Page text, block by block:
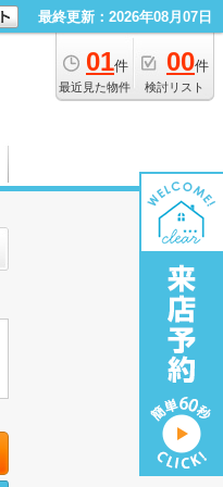
最終更新：2026年08月07日
01件
最近見た物件
00件
検討リスト